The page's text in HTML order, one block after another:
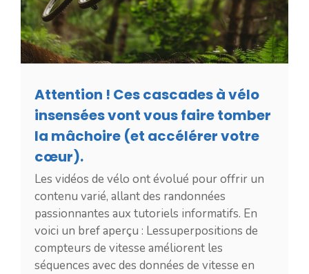
Attention ! Ces cascades à vélo
insensées vont vous faire tomber
la mâchoire (et accélérer votre
cœur).
Les vidéos de vélo ont évolué pour offrir un
contenu varié, allant des randonnées
passionnantes aux tutoriels informatifs. En
voici un bref aperçu : Lessuperpositions de
compteurs de vitesse améliorent les
séquences avec des données de vitesse en